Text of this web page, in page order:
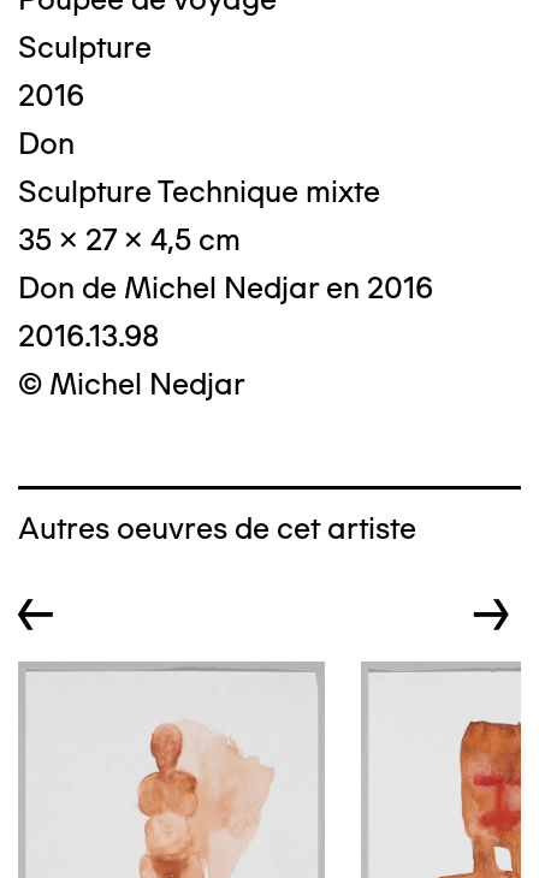
Sculpture
2016
Don
Sculpture Technique mixte
35 x 27 x 4,5 cm
Don de Michel Nedjar en 2016
2016.13.98
© Michel Nedjar
Autres oeuvres de cet artiste
← →